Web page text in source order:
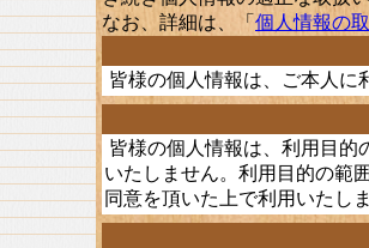
なお、詳細は、「 個人情報の
皆様の個人情報は、ご本人に
皆様の個人情報は、利用目的
いたしません。利用目的の範
同意を頂いた上で利用いたしま